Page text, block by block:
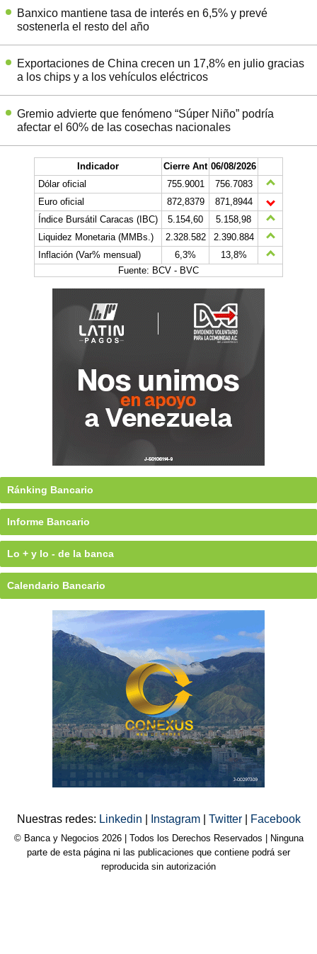
Banxico mantiene tasa de interés en 6,5% y prevé
sostenerla el resto del año
Exportaciones de China crecen un 17,8% en julio gracias
a los chips y a los vehículos eléctricos
Gremio advierte que fenómeno “Súper Niño” podría
afectar el 60% de las cosechas nacionales
Indicador Cierre Ant 06/08/2026
Dólar oficial
755.9001
756.7083
Euro oficial
872,8379
871,8944
Índice Bursátil Caracas (IBC)
5.154,60
5.158,98
Liquidez Monetaria (MMBs.)
2.328.582
2.390.884
Inflación (Var% mensual)
6,3%
13,8%
Fuente: BCV - BVC
Ránking Bancario
Informe Bancario
Lo + y lo - de la banca
Calendario Bancario
Nuestras redes: Linkedin Instagram Twitter Facebook
© Banca y Negocios 2026 | Todos los Derechos Reservados | Ninguna
parte de esta página ni las publicaciones que contiene podrá ser
reproducida sin autorización